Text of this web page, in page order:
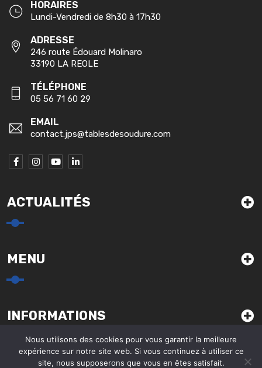
HORAIRES
Lundi-Vendredi de 8h30 à 17h30
ADRESSE
246 route Édouard Molinaro
33190 LA REOLE
TÉLÉPHONE
05 56 71 60 29
EMAIL
contact.jps@tablesdesoudure.com
ACTUALITÉS
MENU
INFORMATIONS
Nous utilisons des cookies pour vous garantir la meilleure
expérience sur notre site web. Si vous continuez à utiliser ce
site, nous supposerons que vous en êtes satisfait.